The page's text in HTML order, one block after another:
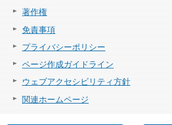
著作権
免責事項
プライバシーポリシー
ページ作成ガイドライン
ウェブアクセシビリティ方針
関連ホームページ